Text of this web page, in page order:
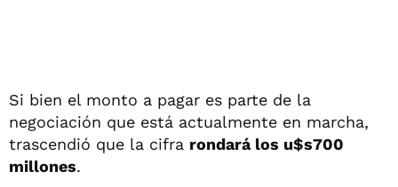
Si bien el monto a pagar es parte de la
negociación que está actualmente en marcha,
trascendió que la cifra rondará los u$s700
millones.